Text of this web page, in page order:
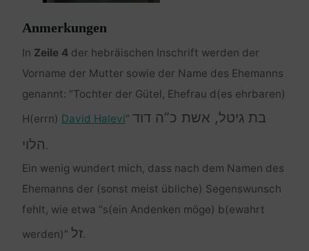
Anmerkungen
In Zeile 4der hebräischen Inschrift werden der
Vorname der Mutter sowie der Name des Ehemanns
genannt: “Tochter der Gütel, Ehefrau d(es ehrbaren)
H(errn) David Halevi” בת גיטל, אשת כ”ה דוד
הלוי.
Ein wenig wundert mich, dass nach dem Namen des
Ehemanns der (sonst meist übliche) Segenswunsch
fehlt, wie etwa “s(ein Andenken möge) b(ewahrt
werden)” זל.